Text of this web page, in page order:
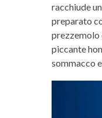
racchiude
preparato
prezzemolo
piccante
sommacco